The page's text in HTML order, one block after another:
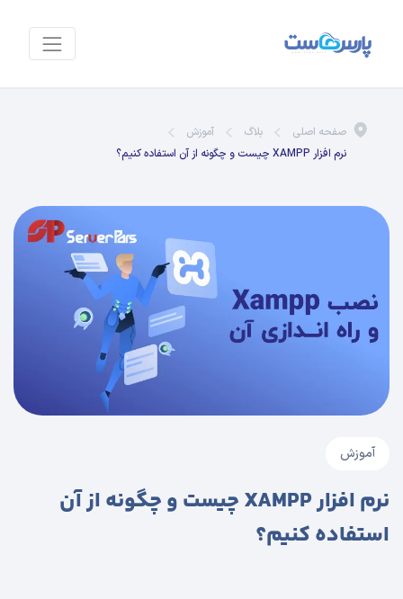
صفحه اصلی بلاگ
آموزش
نرم افزار XAMPP چیست و چگونه از آن استفاده کنیم؟
آموزش
نرم افزار XAMPP چیست و چگونه از آن
استفاده کنیم؟